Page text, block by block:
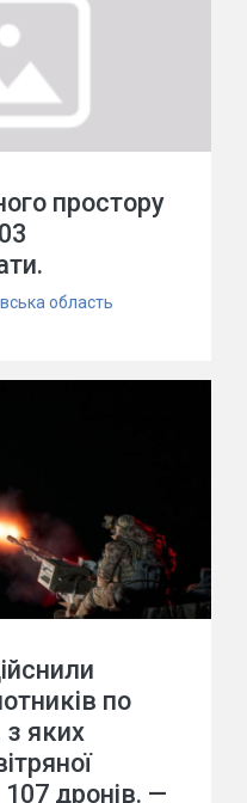
простору
область
по
з яких
дронів. —